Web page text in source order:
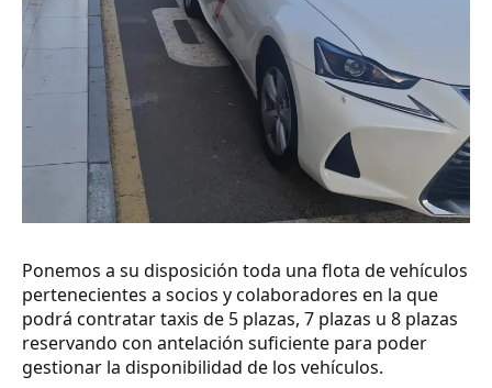
Ponemos a su disposición toda una flota de vehículos
pertenecientes a socios y colaboradores en la que
podrá contratar taxis de 5 plazas, 7 plazas u 8 plazas
reservando con antelación suficiente para poder
gestionar la disponibilidad de los vehículos.